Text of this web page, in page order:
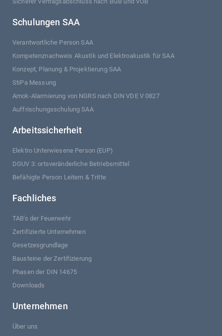
Schulungen SAA
Verantwortliche Person SAA
Kompetenznachweis Akustik und Elektroakustik für SAA
Konzept, Planung & Projektierung SAA
StiPa Messung
Amok-Alarmierung von NGRS nach DIN VDE V 0827
Auffrischungsschulung SAA
Arbeitssicherheit
Elektro Unterwiesene Person (EUP)
DGUV 3: ortsveränderliche Betriebsmittel
Befähigte Person Leitern & Tritte
Fachliches
TAB's der Feuerwehr
Zertifizierte Unternehmen
Gesetzesgrundlage
Bausteine der Zertifizierung
Phasen der DIN 14675
Downloads
Unternehmen
Über uns